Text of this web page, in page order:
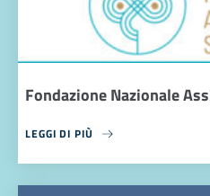
Fondazione Nazionale
LEGGI DI PIÙ